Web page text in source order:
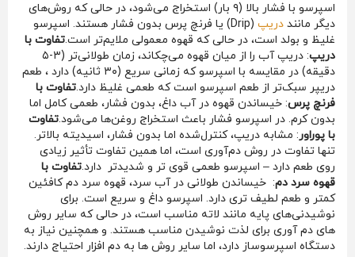
اسپرسو با فشار بالا (۹ بار) استخراج می‌شود، در حالی که روش‌های
دیگر مانند دریپ
(Drip) یا فرنچ پرس بدون فشار هستند. اسپرسو
غلیظ و بولد است، در حالی که قهوه معمولی ملایم‌تر است.تفاوت با
دریپ
: دریپ آب را از میان قهوه می‌چکاند، زمان طولانی‌تر (۳-۵
دقیقه) در مقایسه با اسپرسو که زمانی سریع (۳۰ ثانیه) دارد ، طعم
دریپر سبک‌تر از طعم اسپرسو است که طعمی غلیظ دارد.تفاوت با
فرنچ پرس: خیساندن قهوه در آب داغ، بدون فشار، طعمی کامل اما
بدون کرم. در اسپرسو فشار باعث استخراج روغن‌ها می‌شود.تفاوت
با پوراور: مشابه دریپ، کنترل‌شده اما بدون فشار، اسیدیته بالاتر.
تنها تفاوت در روش دم‌آوری است، اما همین تفاوت تأثیر زیادی
روی طعم دارد – اسپرسو طعمی قوی تر و شدیدتر دارد.تفاوت با
قهوه سرد دم: خیساندن طولانی در آب سرد، قهوه سرد دم کافئین
کمتر و طعم لطیف تری دارد. اسپرسو داغ و سریع است. برای
نوشیدنی‌های پایه مانند لاته مناسب است، در حالی که سایر روش
های دم آوری برای لذت نوشیدن مناسب هستند. و همچنین نیاز به
دستگاه اسپرسوساز دارد، اما سایر روش ها به دم افزار احتیاج دارند.